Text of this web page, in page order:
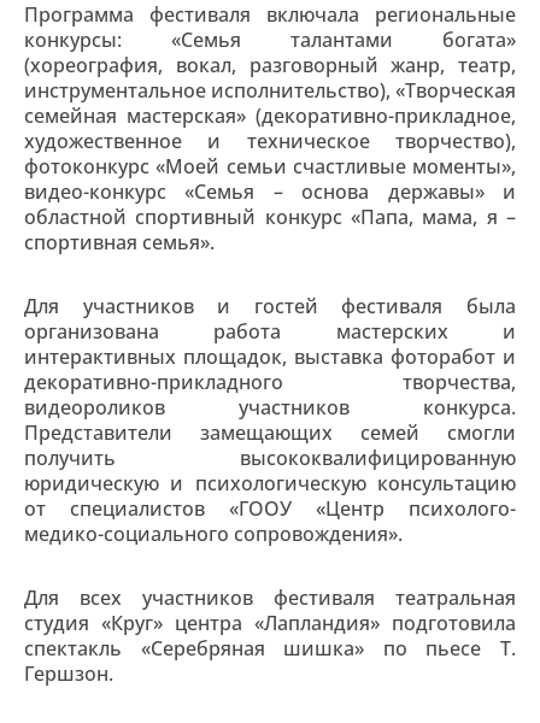
Программа фестиваля включала региональные
конкурсы: «Семья талантами богата»
(хореография, вокал, разговорный жанр, театр,
инструментальное исполнительство), «Творческая
семейная мастерская» (декоративно-прикладное,
художественное и техническое творчество),
фотоконкурс «Моей семьи счастливые моменты»,
видео-конкурс «Семья – основа державы» и
областной спортивный конкурс «Папа, мама, я –
спортивная семья».
Для участников и гостей фестиваля была
организована работа мастерских и
интерактивных площадок, выставка фоторабот и
декоративно-прикладного творчества,
видеороликов участников конкурса.
Представители замещающих семей смогли
получить высококвалифицированную
юридическую и психологическую консультацию
от специалистов «ГООУ «Центр психолого-
медико-социального сопровождения».
Для всех участников фестиваля театральная
студия «Круг» центра «Лапландия» подготовила
спектакль «Серебряная шишка» по пьесе Т.
Гершзон.